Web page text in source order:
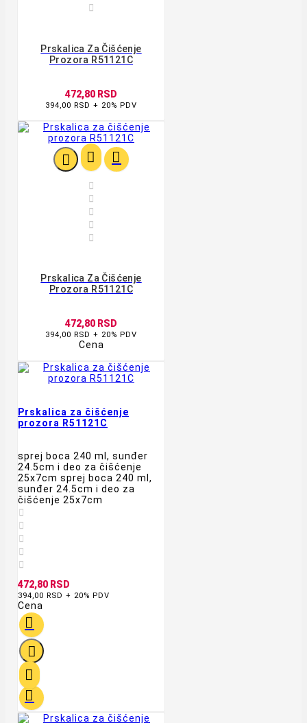

Prskalica Za Čišćenje
Prozora R51121C
472,80 RSD
394,00 RSD + 20% PDV
  





Prskalica Za Čišćenje
Prozora R51121C
472,80 RSD
394,00 RSD + 20% PDV
Cena
Prskalica za čišćenje
prozora R51121C
sprej boca 240 ml, sunđer
24.5cm i deo za čišćenje
25x7cm sprej boca 240 ml,
sunđer 24.5cm i deo za
čišćenje 25x7cm





472,80 RSD
394,00 RSD + 20% PDV
Cena



